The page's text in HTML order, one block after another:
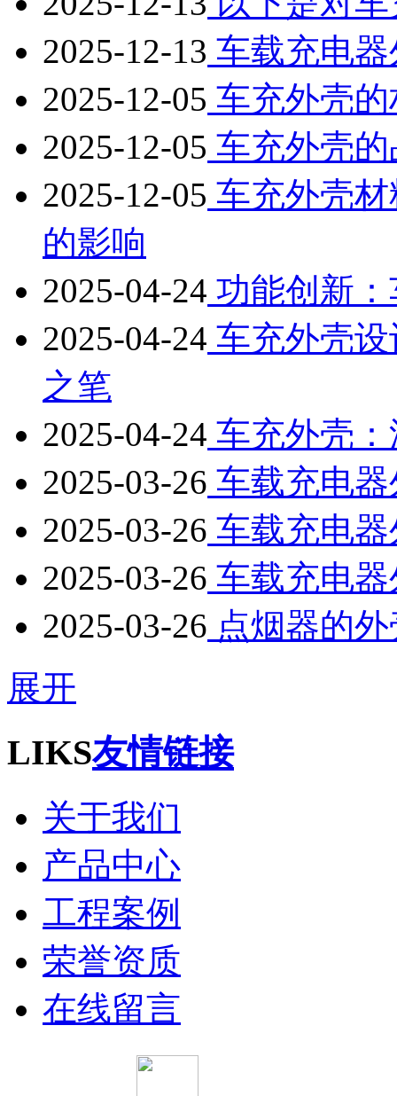
2025-12-13 车载充电
2025-12-05 车充外壳
2025-12-05 车充外壳
2025-12-05 车充外壳
的影响
2025-04-24 功能创新
2025-04-24 车充外壳
之笔
2025-04-24 车充外壳
2025-03-26 车载充电
2025-03-26 车载充电
2025-03-26 车载充电
2025-03-26 点烟器的
展开
LIKS友情链接
关于我们
产品中心
工程案例
荣誉资质
在线留言